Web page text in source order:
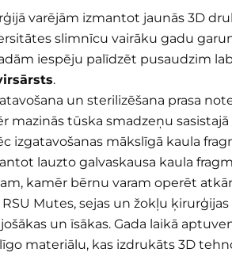
varējām izmantot jaunās 3D
slimnīcu vairāku gadu
iespēju palīdzēt pusaudzim
.
un sterilizēšana prasa
tūska smadzeņu sasistajā
izgatavošanas mākslīgā kaula
lauzto galvaskausa kaula
kamēr bērnu varam operēt
Mutes, sejas un žokļu
un īsākas. Gada laikā
materiālu, kas izdrukāts 3D